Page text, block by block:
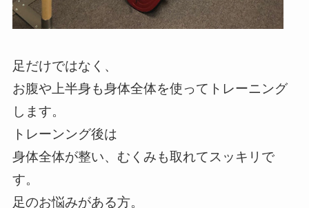
足だけではなく、
お腹や上半身も身体全体を使ってトレーニング
します。
トレーンング後は
身体全体が整い、むくみも取れてスッキリで
す。
足のお悩みがある方。